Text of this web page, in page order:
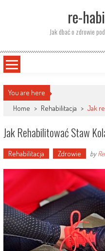
re-
Jak dbać o zdrowie
You are here
Home > Rehabilitacja > Jak
Jak Rehabilitować Staw
Rehabilitacja Zdrowie by